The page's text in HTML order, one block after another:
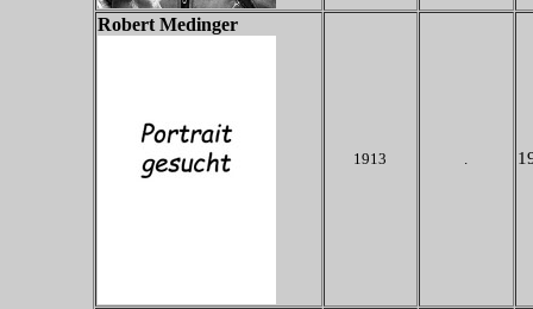
Robert Medinger
1913 .